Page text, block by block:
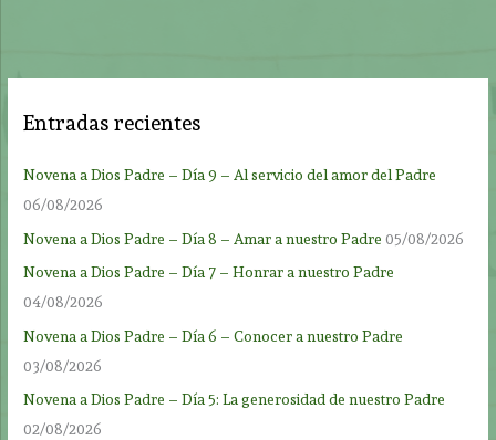
Entradas recientes
Novena a Dios Padre – Día 9 – Al servicio del amor del Padre
06/08/2026
Novena a Dios Padre – Día 8 – Amar a nuestro Padre 05/08/2026
Novena a Dios Padre – Día 7 – Honrar a nuestro Padre
04/08/2026
Novena a Dios Padre – Día 6 – Conocer a nuestro Padre
03/08/2026
Novena a Dios Padre – Día 5: La generosidad de nuestro Padre
02/08/2026